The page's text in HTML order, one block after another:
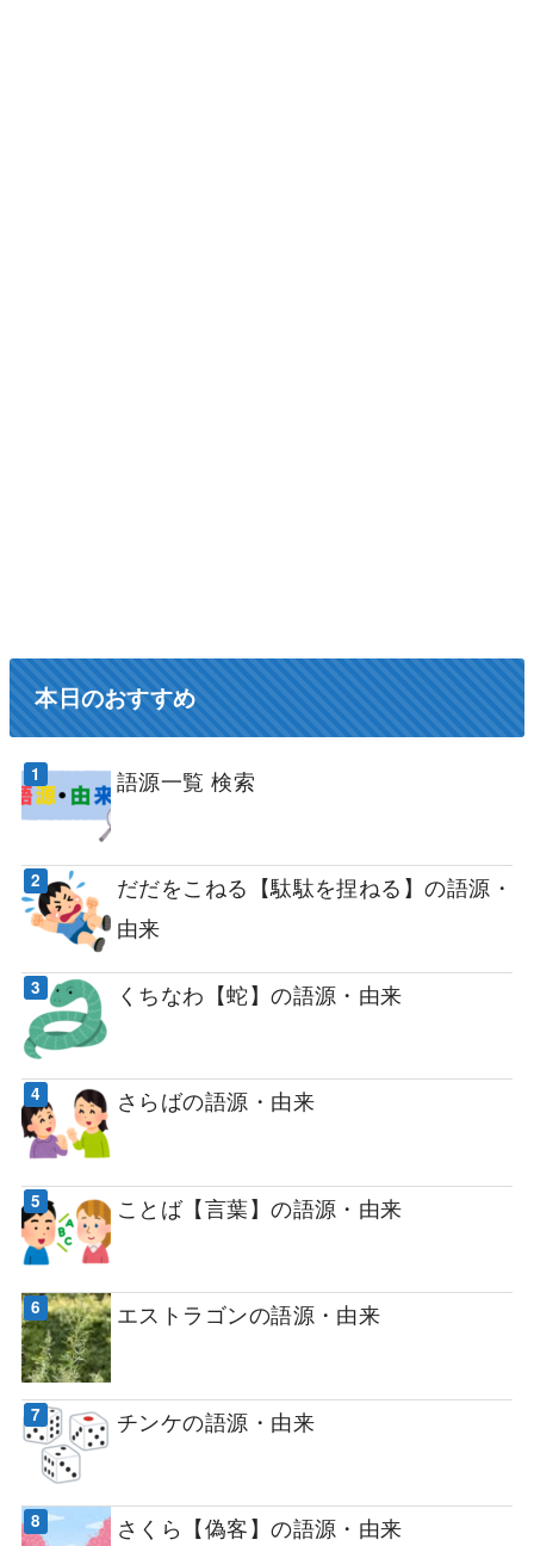
本日のおすすめ
語源一覧 検索
だだをこねる【駄駄を捏ねる】の語源・
由来
くちなわ【蛇】の語源・由来
さらばの語源・由来
ことば【言葉】の語源・由来
エストラゴンの語源・由来
チンケの語源・由来
さくら【偽客】の語源・由来